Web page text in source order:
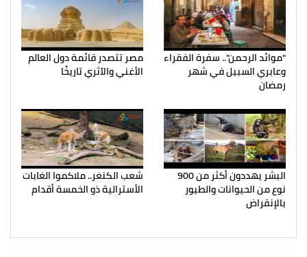
"موائد الرحمن".. سفرة الفقراء
وعابري السبيل في شهر
رمضان
مصر تتصدر قائمة دول العالم
الأغني والآثري تاريخًا
البشر يهددون أكثر من 900
نوع من الحيوانات والطيور
بالإنقراض
شعب الكنغر.. ملاكموا الغابات
الأسترالية ذو الخمسة أقدام